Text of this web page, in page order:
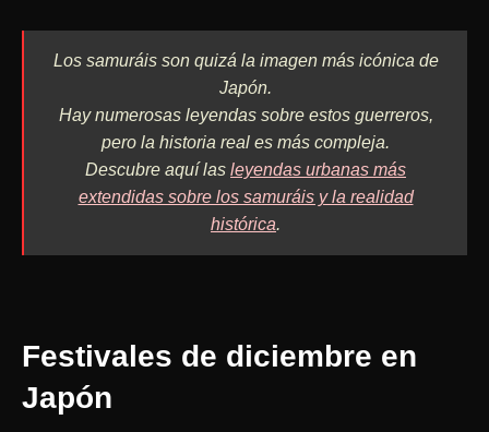
Los samuráis son quizá la imagen más icónica de
Japón.
Hay numerosas leyendas sobre estos guerreros,
pero la historia real es más compleja.
Descubre aquí las leyendas urbanas más
extendidas sobre los samuráis y la realidad
histórica.
Festivales de diciembre en
Japón